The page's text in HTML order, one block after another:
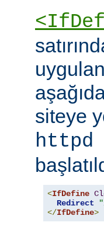
siteye
httpd
<IfDefine
Redirect
</IfDefine>